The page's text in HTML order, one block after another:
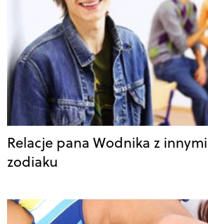
Relacje pana Wodnika z
zodiaku